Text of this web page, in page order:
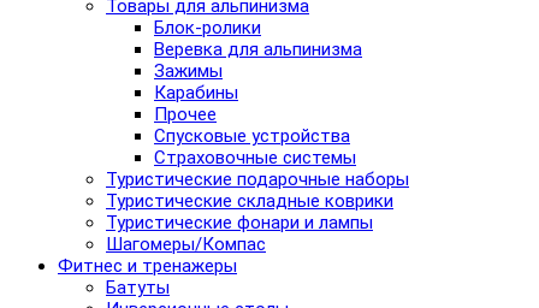
Товары для альпинизма
Блок-ролики
Веревка для альпинизма
Зажимы
Карабины
Прочее
Спусковые устройства
Страховочные системы
Туристические подарочные наборы
Туристические складные коврики
Туристические фонари и лампы
Шагомеры/Компас
Фитнес и тренажеры
Батуты